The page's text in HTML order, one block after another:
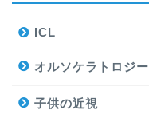
ICL
オルソケラトロジー
子供の近視